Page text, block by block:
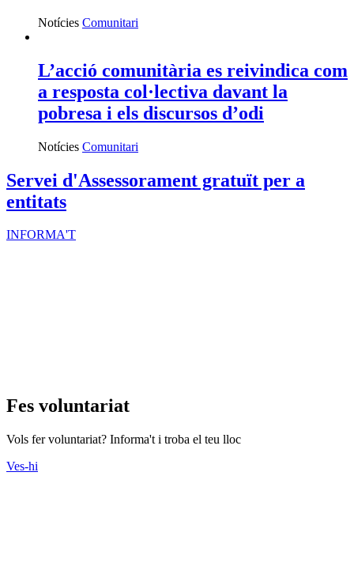
Notícies Comunitari
L’acció comunitària es reivindica com
a resposta col·lectiva davant la
pobresa i els discursos d’odi
Notícies Comunitari
Servei d'Assessorament gratuït per a
entitats
INFORMA'T
Fes voluntariat
Vols fer voluntariat? Informa't i troba el teu lloc
Ves-hi